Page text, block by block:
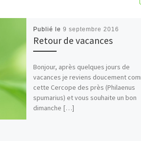
Publié le 9 septembre 2016
Retour de vacances
Bonjour, après quelques jours de
vacances je reviens doucement
cette Cercope des près (Philaenus
spumarius) et vous souhaite un bon
dimanche […]